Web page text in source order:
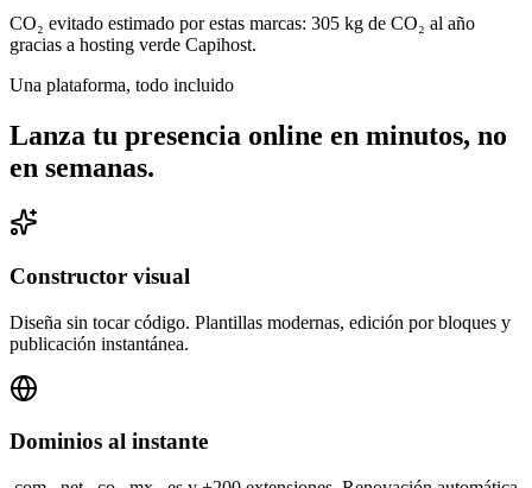
CO₂ evitado estimado por estas marcas: 305 kg de CO₂ al año
gracias a hosting verde Capihost.
Una plataforma, todo incluido
Lanza tu presencia online en minutos, no
en semanas.
Constructor visual
Diseña sin tocar código. Plantillas modernas, edición por bloques y
publicación instantánea.
Dominios al instante